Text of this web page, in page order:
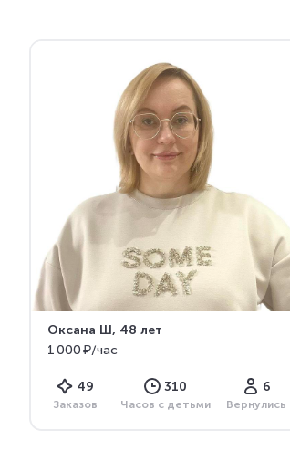
Оксана Ш, 48 лет
1 000 ₽/час
49
Заказов
310
Часов с детьми
6
Вернулись